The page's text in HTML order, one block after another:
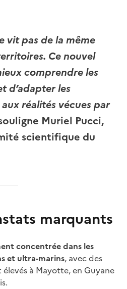
vit pas de la même
Ce nouvel
comprendre les
d’adapter les
réalités vécues par
Muriel Pucci,
scientifique du
marquants
concentrée dans les
et ultra-marins, avec des
à Mayotte, en Guyane